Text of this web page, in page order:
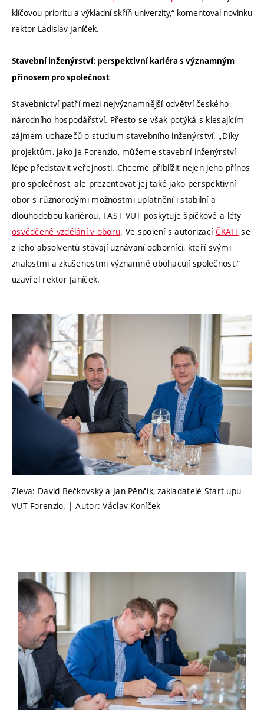
klíčovou prioritu a výkladní skříň univerzity,“ komentoval novinku
rektor Ladislav Janíček.
Stavební inženýrství: perspektivní kariéra s významným
přínosem pro společnost
Stavebnictví patří mezi nejvýznamnější odvětví českého
národního hospodářství. Přesto se však potýká s klesajícím
zájmem uchazečů o studium stavebního inženýrství. „Díky
projektům, jako je Forenzio, můžeme stavební inženýrství
lépe představit veřejnosti. Chceme přiblížit nejen jeho přínos
pro společnost, ale prezentovat jej také jako perspektivní
obor s různorodými možnostmi uplatnění i stabilní a
dlouhodobou kariérou. FAST VUT poskytuje špičkové a léty
osvědčené vzdělání v oboru. Ve spojení s autorizací ČKAITse
z jeho absolventů stávají uznávaní odborníci, kteří svými
znalostmi a zkušenostmi významně obohacují společnost,“
uzavřel rektor Janíček.
Zleva: David Bečkovský a Jan Pěnčík, zakladatelé Start-upu
VUT Forenzio. | Autor: Václav Koníček